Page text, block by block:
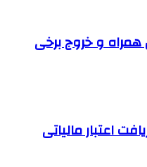
و خروج برخی
اعتبار مالیاتی